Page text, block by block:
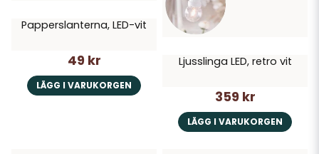
Papperslanterna, LED-vit
49 kr
LÄGG I VARUKORGEN
Ljusslinga LED, retro vit
359 kr
LÄGG I VARUKORGEN